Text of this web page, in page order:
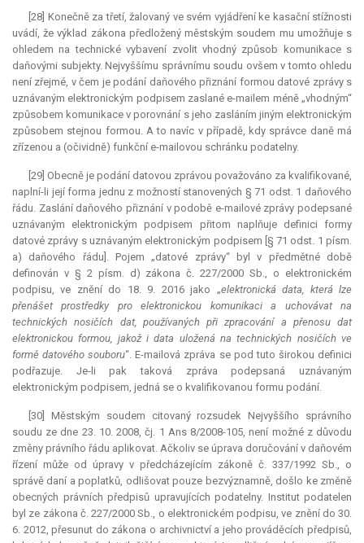
[28] Konečně za třetí, žalovaný ve svém vyjádření ke kasační stížnosti
uvádí, že výklad zákona předložený městským soudem mu umožňuje s
ohledem na technické vybavení zvolit vhodný způsob komunikace s
daňovými subjekty. Nejvyššímu správnímu soudu ovšem v tomto ohledu
není zřejmé, v čem je podání daňového přiznání formou datové zprávy s
uznávaným elektronickým podpisem zaslané e-mailem méně „vhodným“
způsobem komunikace v porovnání s jeho zasláním jiným elektronickým
způsobem stejnou formou. A to navíc v případě, kdy správce daně má
zřízenou a (očividně) funkční e-mailovou schránku podatelny.
[29] Obecně je podání datovou zprávou považováno za kvalifikované,
naplní-li její forma jednu z možností stanovených § 71 odst. 1 daňového
řádu. Zaslání daňového přiznání v podobě e-mailové zprávy podepsané
uznávaným elektronickým podpisem přitom naplňuje definici formy
datové zprávy s uznávaným elektronickým podpisem [§ 71 odst. 1 písm.
a) daňového řádu]. Pojem „datové zprávy“ byl v předmětné době
definován v § 2 písm. d) zákona č. 227/2000 Sb., o elektronickém
podpisu, ve znění do 18. 9. 2016 jako „elektronická data, která lze
přenášet prostředky pro elektronickou komunikaci a uchovávat na
technických nosičích dat, používaných při zpracování a přenosu dat
elektronickou formou, jakož i data uložená na technických nosičích ve
formě datového souboru“. E-mailová zpráva se pod tuto širokou definici
podřazuje. Je-li pak taková zpráva podepsaná uznávaným
elektronickým podpisem, jedná se o kvalifikovanou formu podání.
[30] Městským soudem citovaný rozsudek Nejvyššího správního
soudu ze dne 23. 10. 2008, čj. 1 Ans 8/2008-105, není možné z důvodu
změny právního řádu aplikovat. Ačkoliv se úprava doručování v daňovém
řízení může od úpravy v předcházejícím zákoně č. 337/1992 Sb., o
správě daní a poplatků, odlišovat pouze bezvýznamně, došlo ke změně
obecných právních předpisů upravujících podatelny. Institut podatelen
byl ze zákona č. 227/2000 Sb., o elektronickém podpisu, ve znění do 30.
6. 2012, přesunut do zákona o archivnictví a jeho prováděcích předpisů,